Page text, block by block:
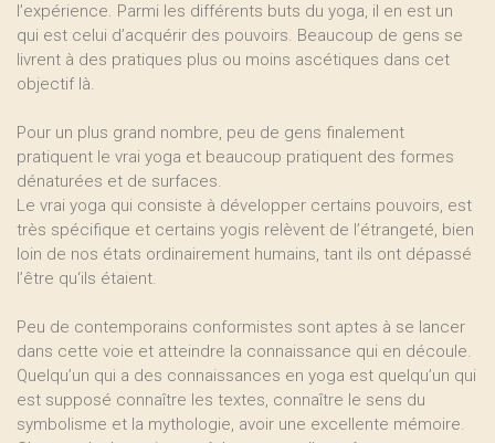
l’expérience. Parmi les différents buts du yoga, il en est un
qui est celui d’acquérir des pouvoirs. Beaucoup de gens se
livrent à des pratiques plus ou moins ascétiques dans cet
objectif là.
Pour un plus grand nombre, peu de gens finalement
pratiquent le vrai yoga et beaucoup pratiquent des formes
dénaturées et de surfaces.
Le vrai yoga qui consiste à développer certains pouvoirs, est
très spécifique et certains yogis relèvent de l’étrangeté, bien
loin de nos états ordinairement humains, tant ils ont dépassé
l’être qu‘ils étaient.
Peu de contemporains conformistes sont aptes à se lancer
dans cette voie et atteindre la connaissance qui en découle.
Quelqu’un qui a des connaissances en yoga est quelqu’un qui
est supposé connaître les textes, connaître le sens du
symbolisme et la mythologie, avoir une excellente mémoire.